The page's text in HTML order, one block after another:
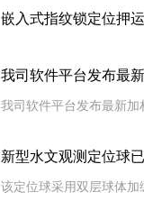
嵌入式指纹锁定位押
我司软件平台发布最
我司软件平台发布最新
新型水文观测定位球
该定位球采用双层球体